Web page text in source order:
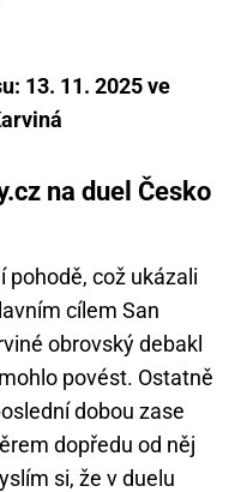
13. 11. 2025 ve
na duel Česko
pohodě, což ukázali
cílem San
obrovský debakl
povést. Ostatně
dobou zase
dopředu od něj
si, že v duelu